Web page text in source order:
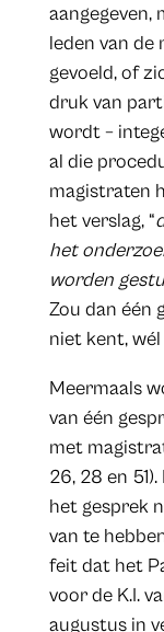
aangegeven,
leden van
gevoeld, of
druk van
wordt –
al die
magistraten
het verslag, “
het
worden
Zou dan één
niet kent,
Meermaals
van één
met
26, 28 en
het gesprek
van te
feit dat het
voor de K.I.
augustus in